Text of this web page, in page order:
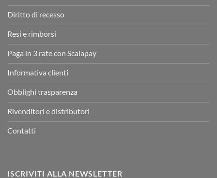
Diritto di recesso
Resi e rimborsi
Paga in 3 rate con Scalapay
Informativa clienti
Obblighi trasparenza
Rivenditori e distributori
Contatti
ISCRIVITI ALLA NEWSLETTER